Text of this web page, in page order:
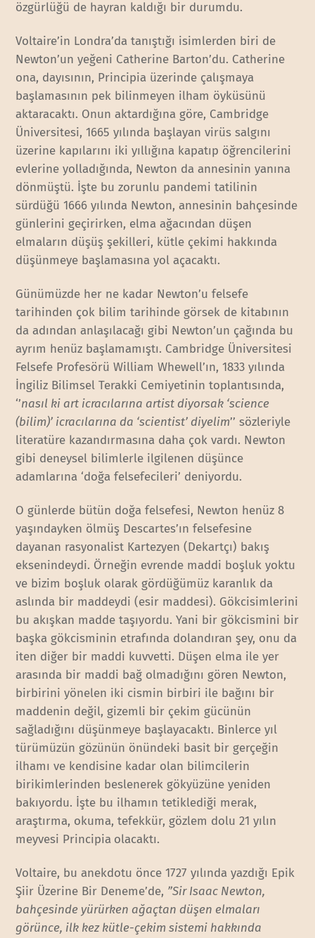
özgürlüğü de hayran kaldığı bir durumdu.
Voltaire’in Londra’da tanıştığı isimlerden biri de
Newton’un yeğeni Catherine Barton’du. Catherine
ona, dayısının, Principia üzerinde çalışmaya
başlamasının pek bilinmeyen ilham öyküsünü
aktaracaktı. Onun aktardığına göre, Cambridge
Üniversitesi, 1665 yılında başlayan virüs salgını
üzerine kapılarını iki yıllığına kapatıp öğrencilerini
evlerine yolladığında, Newton da annesinin yanına
dönmüştü. İşte bu zorunlu pandemi tatilinin
sürdüğü 1666 yılında Newton, annesinin bahçesinde
günlerini geçirirken, elma ağacından düşen
elmaların düşüş şekilleri, kütle çekimi hakkında
düşünmeye başlamasına yol açacaktı.
Günümüzde her ne kadar Newton’u felsefe
tarihinden çok bilim tarihinde görsek de kitabının
da adından anlaşılacağı gibi Newton’un çağında bu
ayrım henüz başlamamıştı. Cambridge Üniversitesi
Felsefe Profesörü William Whewell’ın, 1833 yılında
İngiliz Bilimsel Terakki Cemiyetinin toplantısında,
‘’nasıl ki art icracılarına artist diyorsak ‘science
(bilim)’ icracılarına da ‘scientist’ diyelim’’ sözleriyle
literatüre kazandırmasına daha çok vardı. Newton
gibi deneysel bilimlerle ilgilenen düşünce
adamlarına ‘doğa felsefecileri’ deniyordu.
O günlerde bütün doğa felsefesi, Newton henüz 8
yaşındayken ölmüş Descartes’ın felsefesine
dayanan rasyonalist Kartezyen (Dekartçı) bakış
eksenindeydi. Örneğin evrende maddi boşluk yoktu
ve bizim boşluk olarak gördüğümüz karanlık da
aslında bir maddeydi (esir maddesi). Gökcisimlerini
bu akışkan madde taşıyordu. Yani bir gökcismini bir
başka gökcisminin etrafında dolandıran şey, onu da
iten diğer bir maddi kuvvetti. Düşen elma ile yer
arasında bir maddi bağ olmadığını gören Newton,
birbirini yönelen iki cismin birbiri ile bağını bir
maddenin değil, gizemli bir çekim gücünün
sağladığını düşünmeye başlayacaktı. Binlerce yıl
türümüzün gözünün önündeki basit bir gerçeğin
ilhamı ve kendisine kadar olan bilimcilerin
birikimlerinden beslenerek gökyüzüne yeniden
bakıyordu. İşte bu ilhamın tetiklediği merak,
araştırma, okuma, tefekkür, gözlem dolu 21 yılın
meyvesi Principia olacaktı.
Voltaire, bu anekdotu önce 1727 yılında yazdığı Epik
Şiir Üzerine Bir Deneme’de, ”Sir Isaac Newton,
bahçesinde yürürken ağaçtan düşen elmaları
görünce, ilk kez kütle-çekim sistemi hakkında